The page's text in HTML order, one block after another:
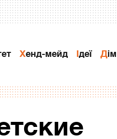
Хенд-мейд Ідеї Дiм